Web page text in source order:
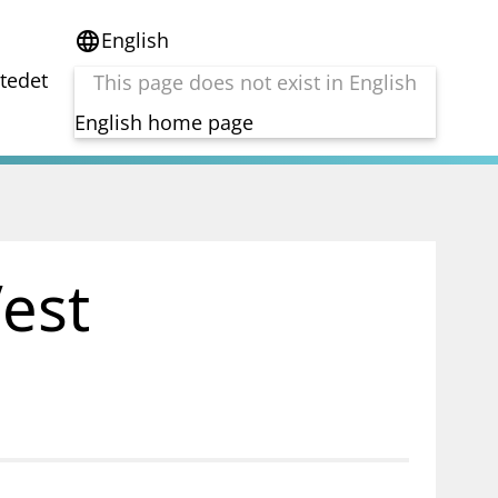
languageEnglish
This page does not exist in English
English home page